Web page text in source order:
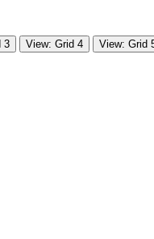
3 View: Grid 4 View: Grid